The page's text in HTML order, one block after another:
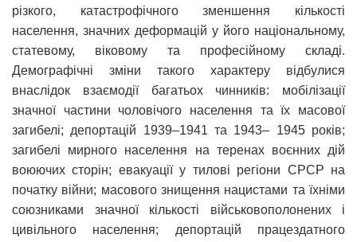
різкого, катастрофічного зменшення кількості
населення, значних деформацій у його національному,
статевому, віковому та професійному складі.
Демографічні зміни такого характеру відбулися
внаслідок взаємодії багатьох чинників: мобілізації
значної частини чоловічого населення та їх масової
загибелі; депортацій 1939–1941 та 1943– 1945 років;
загибелі мирного населення на теренах воєнних дій
воюючих сторін; евакуації у тилові регіони СРСР на
початку війни; масового знищення нацистами та їхніми
союзниками значної кількості військовополонених і
цивільного населення; депортацій працездатного